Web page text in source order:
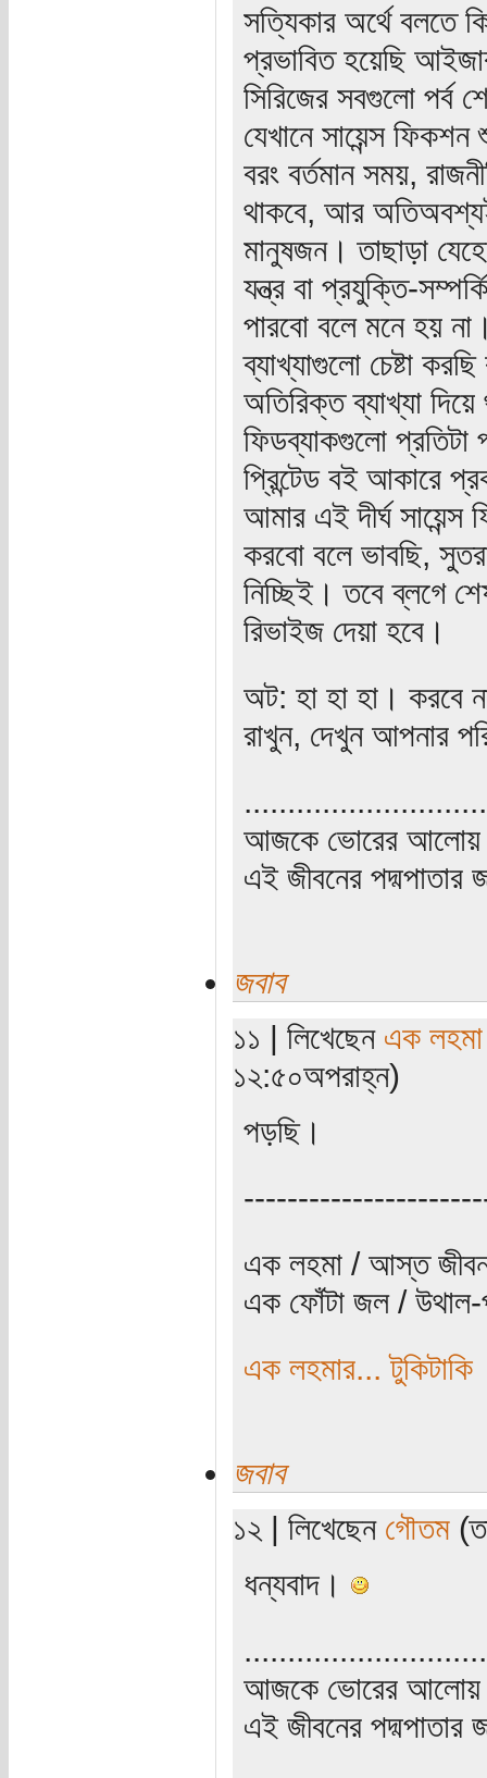
সত্যিকার অর্থে বলতে
প্রভাবিত হয়েছি
সিরিজের সবগুলো পর্ব
যেখানে সায়েন্স
বরং বর্তমান সময়,
থাকবে, আর
মানুষজন। তাছাড়া
যন্ত্র বা প্রযুক্তি-
পারবো বলে মনে হয়
ব্যাখ্যাগুলো চেষ্টা
অতিরিক্ত ব্যাখ্যা
ফিডব্যাকগুলো প্রতিটা
প্রিন্টেড বই আকারে
আমার এই দীর্ঘ
করবো বলে ভাবছি,
নিচ্ছিই। তবে ব্লগে
রিভাইজ দেয়া হবে।
অট: হা হা হা। করবে
রাখুন, দেখুন আপনার
আজকে ভোরের আলোয়
এই জীবনের পদ্মপাতার
জবাব
১১ | লিখেছেন এক লহমা
১২:৫০অপরাহ্ন)
পড়ছি।
এক লহমা / আস্ত
এক ফোঁটা জল /
এক লহমার... টুকিটাকি
জবাব
১২ | লিখেছেন গৌতম
ধন্যবাদ।
আজকে ভোরের আলোয়
এই জীবনের পদ্মপাতার